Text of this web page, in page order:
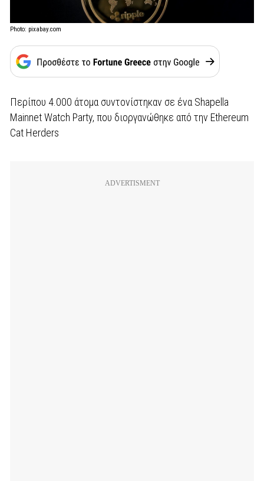
Photo: pixabay.com
Περίπου 4.000 άτομα συντονίστηκαν σε ένα Shapella
Mainnet Watch Party, που διοργανώθηκε από την Ethereum
Cat Herders